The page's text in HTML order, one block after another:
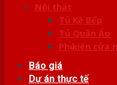
Nội thất
Tủ Kệ Bếp
Tủ Quần Áo
Phụ kiện cửa
Báo giá
Dự án thực tế